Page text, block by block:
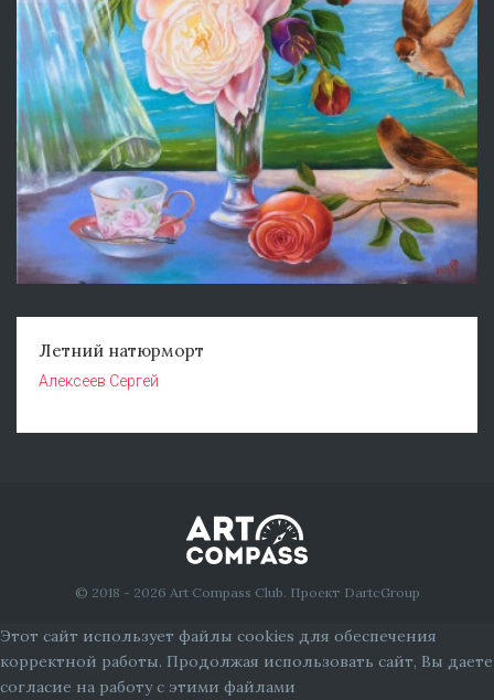
Летний натюрморт
Алексеев Сергей
© 2018 - 2026 Art Compass Club. Проект DartcGroup
Этот сайт использует файлы cookies для обеспечения
корректной работы. Продолжая использовать сайт, Вы даете
согласие на работу с этими файлами